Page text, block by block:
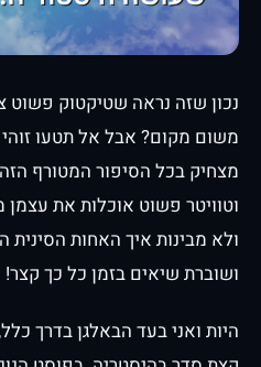
נכון שזה נראה שטיקטוק פשוט
משום מקום? אבל אל תטעו
מצחיק בכל הסיפור המטורף
וטוויטר פשוט אוכלות את
ולא מבינות איך האחות
ושוברת שיאים בזמן כל כך קצר!
היות ואני בעד הבאלגן בדרך